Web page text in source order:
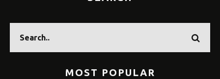
MOST POPULAR